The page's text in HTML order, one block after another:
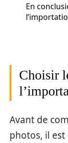
En
Choisir
Avant de
photos, il